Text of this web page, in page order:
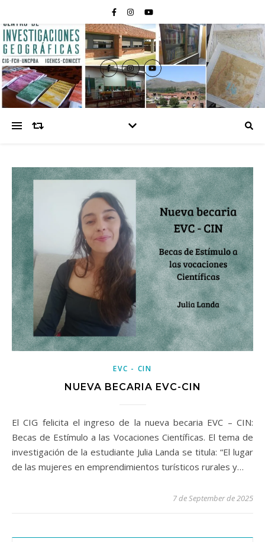
EVC - CIN
NUEVA BECARIA EVC-CIN
El CIG felicita el ingreso de la nueva becaria EVC – CIN:
Becas de Estímulo a las Vocaciones Científicas. El tema de
investigación de la estudiante Julia Landa se titula: “El lugar
de las mujeres en emprendimientos turísticos rurales y…
7 de September de 2025